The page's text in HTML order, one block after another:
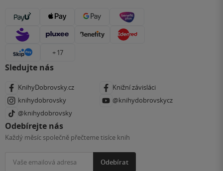
+ 17
Sledujte nás
KnihyDobrovsky.cz
Knižní závisláci
knihydobrovsky
@knihydobrovskycz
@knihydobrovsky
Odebírejte nás
Každý měsíc společně přečteme tisíce knih
Odebírat